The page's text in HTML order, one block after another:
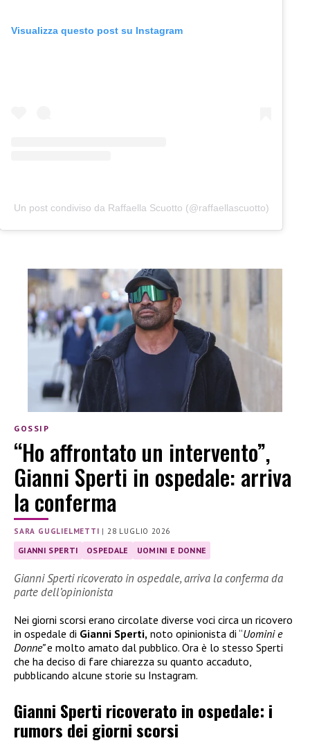
Visualizza questo post su Instagram
Un post condiviso da Raffaella Scuotto (@raffaellascuotto)
GOSSIP
“Ho affrontato un intervento”,
Gianni Sperti in ospedale: arriva
la conferma
SARA GUGLIELMETTI |28 LUGLIO 2026
GIANNI SPERTI OSPEDALE UOMINI E DONNE
Gianni Sperti ricoverato in ospedale, arriva la conferma da
parte dell’opinionista
Nei giorni scorsi erano circolate diverse voci circa un ricovero
in ospedale di Gianni Sperti, noto opinionista di “Uomini e
Donne”e molto amato dal pubblico. Ora è lo stesso Sperti
che ha deciso di fare chiarezza su quanto accaduto,
pubblicando alcune storie su Instagram.
Gianni Sperti ricoverato in ospedale: i
rumors dei giorni scorsi